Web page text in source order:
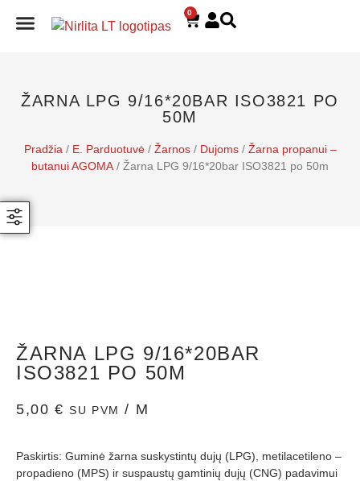
0
ŽARNA LPG 9/16*20BAR ISO3821 PO
50M
Pradžia / E. Parduotuvė/ Žarnos/ Dujoms/ Žarna propanui –
butanui AGOMA / Žarna LPG 9/16*20bar ISO3821 po 50m
ŽARNA LPG 9/16*20BAR
ISO3821 PO 50M
5,00 € SU PVM / M
Paskirtis: Guminė žarna suskystintų dujų (LPG), metilacetileno –
propadieno (MPS) ir suspaustų gamtinių dujų (CNG) padavimui